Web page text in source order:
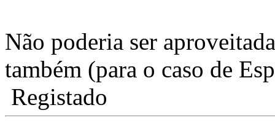
Não poderia ser
também (para o caso de
Registado